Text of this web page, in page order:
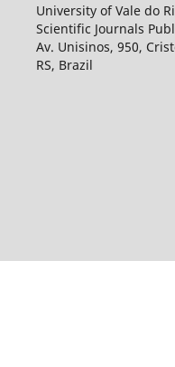
University of Vale do
Scientific Journals
Av. Unisinos, 950,
RS, Brazil